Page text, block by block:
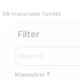
58 materialer fundet
Filter
Klassetrin